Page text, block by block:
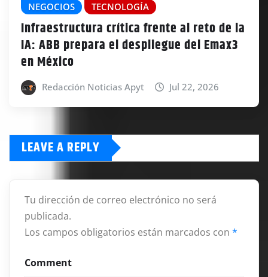
NEGOCIOS TECNOLOGÍA
Infraestructura crítica frente al reto de la
IA: ABB prepara el despliegue del Emax3
en México
Redacción Noticias Apyt Jul 22, 2026
LEAVE A REPLY
Tu dirección de correo electrónico no será
publicada.
Los campos obligatorios están marcados con *
Comment